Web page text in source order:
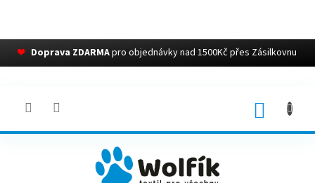
❤ Doprava ZDARMApro objednávky nad 1500Kč přes Zásilkovnu